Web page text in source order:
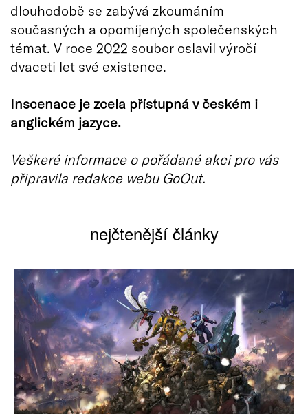
dlouhodobě se zabývá zkoumáním
současných a opomíjených společenských
témat. V roce 2022 soubor oslavil výročí
dvaceti let své existence.
Inscenace je zcela přístupná v českém i
anglickém jazyce.
Veškeré informace o pořádané akci pro vás
připravila redakce webu GoOut.
nejčtenější články